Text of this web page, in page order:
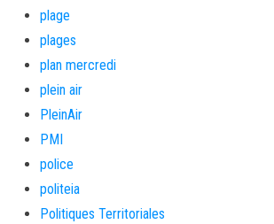
plage
plages
plan mercredi
plein air
PleinAir
PMI
police
politeia
Politiques Territoriales